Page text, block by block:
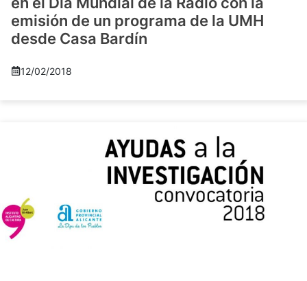
emisión de un programa de la UMH
desde Casa Bardín
12/02/2018